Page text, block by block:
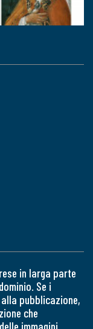
in larga parte
Se i
pubblicazione,
che